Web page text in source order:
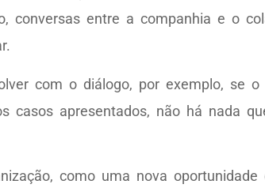
conversas entre a companhia e o
com o diálogo, por exemplo, se o
casos apresentados, não há nada
como uma nova oportunidade